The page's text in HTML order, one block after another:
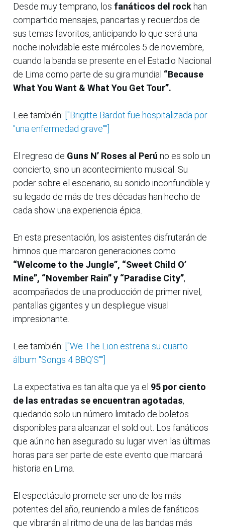
Desde muy temprano, los fanáticos del rock han
compartido mensajes, pancartas y recuerdos de
sus temas favoritos, anticipando lo que será una
noche inolvidable este miércoles 5 de noviembre,
cuando la banda se presente en el Estadio Nacional
de Lima como parte de su gira mundial “Because
What You Want & What You Get Tour”.
Lee también: ["Brigitte Bardot fue hospitalizada por
"una enfermedad grave""]
El regreso de Guns N’ Roses al Perú no es solo un
concierto, sino un acontecimiento musical. Su
poder sobre el escenario, su sonido inconfundible y
su legado de más de tres décadas han hecho de
cada show una experiencia épica.
En esta presentación, los asistentes disfrutarán de
himnos que marcaron generaciones como
“Welcome to the Jungle”, “Sweet Child O’
Mine”, “November Rain” y “Paradise City”,
acompañados de una producción de primer nivel,
pantallas gigantes y un despliegue visual
impresionante.
Lee también: ["We The Lion estrena su cuarto
álbum "Songs 4 BBQ’S""]
La expectativa es tan alta que ya el 95 por ciento
de las entradas se encuentran agotadas,
quedando solo un número limitado de boletos
disponibles para alcanzar el sold out. Los fanáticos
que aún no han asegurado su lugar viven las últimas
horas para ser parte de este evento que marcará
historia en Lima.
El espectáculo promete ser uno de los más
potentes del año, reuniendo a miles de fanáticos
que vibrarán al ritmo de una de las bandas más